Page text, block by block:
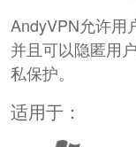
AndyVPN允许用
并且可以隐匿用
私保护。
适用于：